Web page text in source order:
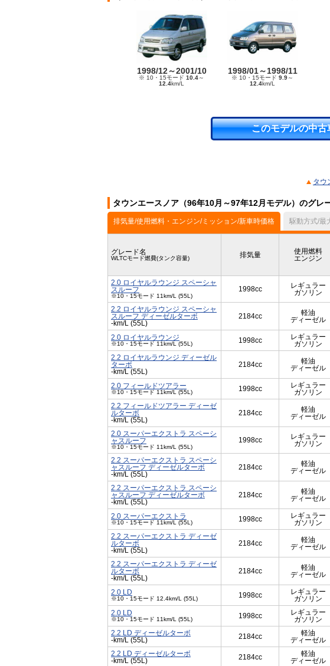
1998/12～2001/10
※ 10・15モード 10.4～
12.4km/L
1998/01～1998/11
※ 10・15モード 9.9～
12.4km/L
このモデルの中古
タウ
タウンエースノア（96年10月～97年12月モデル）のグレ
排気量/使用燃料・エンジン/ミッション/新車時価格 駆動方式/最
グレード名
WLTCモード燃費(タンク容量) 排気量
使用燃料
エンジン
2.0 ロイヤルラウンジ スペーシャ
スルーフ
※10・15モード 11km/L (55L)
1998cc
レギュラー
ガソリン
2.2 ロイヤルラウンジ スペーシャ
スルーフ ディーゼルターボ
-km/L (55L)
2184cc
軽油
ディーゼル
2.0 ロイヤルラウンジ
※10・15モード 11km/L (55L) 1998cc
レギュラー
ガソリン
2.2 ロイヤルラウンジ ディーゼル
ターボ
-km/L (55L)
2184cc
軽油
ディーゼル
2.0 フィールドツアラー
※10・15モード 11km/L (55L) 1998cc
レギュラー
ガソリン
2.2 フィールドツアラー ディーゼ
ルターボ
-km/L (55L)
2184cc
軽油
ディーゼル
2.0 スーパーエクストラ スペーシ
ャスルーフ
※10・15モード 11km/L (55L)
1998cc
レギュラー
ガソリン
2.2 スーパーエクストラ スペーシ
ャスルーフ ディーゼルターボ
-km/L (55L)
2184cc
軽油
ディーゼル
2.2 スーパーエクストラ スペーシ
ャスルーフ ディーゼルターボ
-km/L (55L)
2184cc
軽油
ディーゼル
2.0 スーパーエクストラ
※10・15モード 11km/L (55L) 1998cc
レギュラー
ガソリン
2.2 スーパーエクストラ ディーゼ
ルターボ
-km/L (55L)
2184cc
軽油
ディーゼル
2.2 スーパーエクストラ ディーゼ
ルターボ
-km/L (55L)
2184cc
軽油
ディーゼル
2.0 LD
※10・15モード 12.4km/L (55L) 1998cc
レギュラー
ガソリン
2.0 LD
※10・15モード 11km/L (55L) 1998cc
レギュラー
ガソリン
2.2 LD ディーゼルターボ
-km/L (55L)
2184cc
軽油
ディーゼル
2.2 LD ディーゼルターボ
-km/L (55L)
2184cc
軽油
ディーゼル